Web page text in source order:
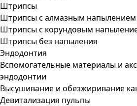
Штрипсы
Штрипсы c алмазным напылением
Штрипсы c корундовым
Штрипсы без напыления
Эндодонтия
Вспомогательные материалы и
эндодонтии
Высушивание и обезжиривание
Девитализация пульпы